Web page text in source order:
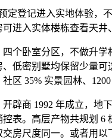
登记进入实地体验，不
进入实体楼栋查看天
卧室分区，不做升学
低密别墅均保留少量
区 35% 实景园林、
商 1992 年成立，地
表。高层产物共规划
房尺度同一。或者用